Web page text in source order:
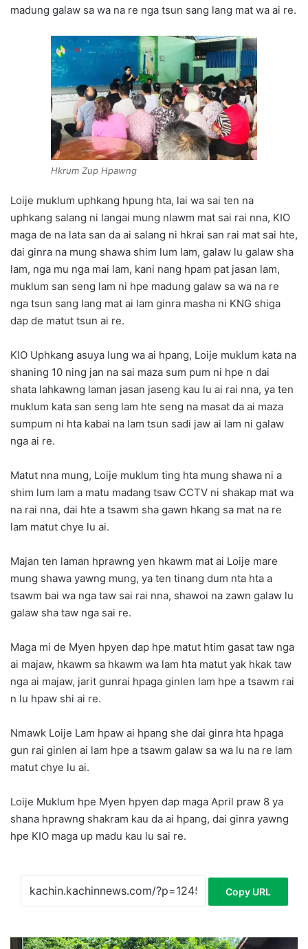
madung galaw sa wa na re nga tsun sang lang mat wa ai re.
Hkrum Zup Hpawng
Loije muklum uphkang hpung hta, lai wa sai ten na
uphkang salang ni langai mung nlawm mat sai rai nna, KIO
maga de na lata san da ai salang ni hkrai san rai mat sai hte,
dai ginra na mung shawa shim lum lam, galaw lu galaw sha
lam, nga mu nga mai lam, kani nang hpam pat jasan lam,
muklum san seng lam ni hpe madung galaw sa wa na re
nga tsun sang lang mat ai lam ginra masha ni KNG shiga
dap de matut tsun ai re.
KIO Uphkang asuya lung wa ai hpang, Loije muklum kata na
shaning 10 ning jan na sai maza sum pum ni hpe n dai
shata lahkawng laman jasan jaseng kau lu ai rai nna, ya ten
muklum kata san seng lam hte seng na masat da ai maza
sumpum ni hta kabai na lam tsun sadi jaw ai lam ni galaw
nga ai re.
Matut nna mung, Loije muklum ting hta mung shawa ni a
shim lum lam a matu madang tsaw CCTV ni shakap mat wa
na rai nna, dai hte a tsawm sha gawn hkang sa mat na re
lam matut chye lu ai.
Majan ten laman hprawng yen hkawm mat ai Loije mare
mung shawa yawng mung, ya ten tinang dum nta hta a
tsawm bai wa nga taw sai rai nna, shawoi na zawn galaw lu
galaw sha taw nga sai re.
Maga mi de Myen hpyen dap hpe matut htim gasat taw nga
ai majaw, hkawm sa hkawm wa lam hta matut yak hkak taw
nga ai majaw, jarit gunrai hpaga ginlen lam hpe a tsawm rai
n lu hpaw shi ai re.
Nmawk Loije Lam hpaw ai hpang she dai ginra hta hpaga
gun rai ginlen ai lam hpe a tsawm galaw sa wa lu na re lam
matut chye lu ai.
Loije Muklum hpe Myen hpyen dap maga April praw 8 ya
shana hprawng shakram kau da ai hpang, dai ginra yawng
hpe KIO maga up madu kau lu sai re.
Copy URL